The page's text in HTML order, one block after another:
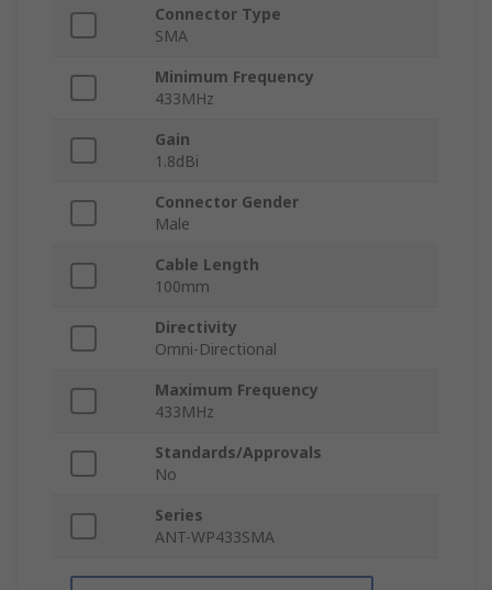
Connector Type
SMA
Minimum Frequency
433MHz
Gain
1.8dBi
Connector Gender
Male
Cable Length
100mm
Directivity
Omni-Directional
Maximum Frequency
433MHz
Standards/Approvals
No
Series
ANT-WP433SMA